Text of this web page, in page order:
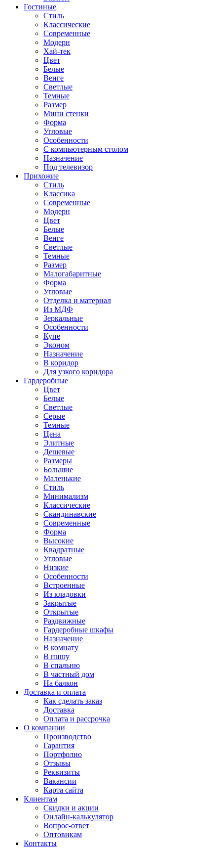
Гостиные
Стиль
Классические
Современные
Модерн
Хай-тек
Цвет
Белые
Венге
Светлые
Темные
Размер
Мини стенки
Форма
Угловые
Особенности
С компьютерным столом
Назначение
Под телевизор
Прихожие
Стиль
Классика
Современные
Модерн
Цвет
Белые
Венге
Светлые
Темные
Размер
Малогабаритные
Форма
Угловые
Отделка и материал
Из МДФ
Зеркальные
Особенности
Купе
Эконом
Назначение
В коридор
Для узкого коридора
Гардеробные
Цвет
Белые
Светлые
Серые
Темные
Цена
Элитные
Дешевые
Размеры
Большие
Маленькие
Стиль
Минимализм
Классические
Скандинавские
Современные
Форма
Высокие
Квадратные
Угловые
Низкие
Особенности
Встроенные
Из кладовки
Закрытые
Открытые
Раздвижные
Гардеробные шкафы
Назначение
В комнату
В нишу
В спальню
В частный дом
На балкон
Доставка и оплата
Как сделать заказ
Доставка
Оплата и рассрочка
О компании
Производство
Гарантия
Портфолио
Отзывы
Реквизиты
Вакансии
Карта сайта
Клиентам
Скидки и акции
Онлайн-калькулятор
Вопрос-ответ
Оптовикам
Контакты